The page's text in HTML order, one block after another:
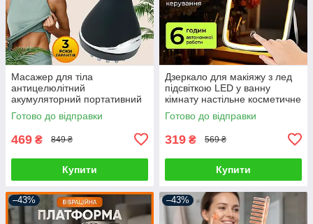
Масажер для тіла
антицелюлітний
акумуляторний портативний
інфрачервоний прогрів
Готово до відправки
469 ₴ 849 ₴
Купити
Дзеркало для макіяжу з лед
підсвіткою LED у ванну
кімнату настільне косметичне
сенсорне на USB
Готово до відправки
319 ₴ 569 ₴
Купити
–43% –43%